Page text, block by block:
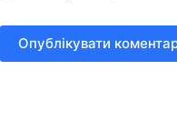
Опублікувати